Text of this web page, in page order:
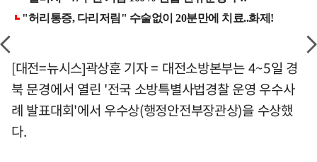
[대전=뉴시스]곽상훈 기자 = 대전소방본부는 4~5일 경
북 문경에서 열린 '전국 소방특별사법경찰 운영 우수사
례 발표대회'에서 우수상(행정안전부장관상)을 수상했
다.